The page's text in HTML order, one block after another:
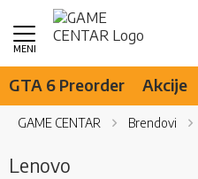
GTA 6 Preorder Akcije
GAME CENTAR Brendovi
Lenovo